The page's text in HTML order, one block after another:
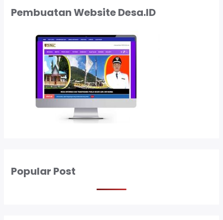
Pembuatan Website Desa.ID
Popular Post